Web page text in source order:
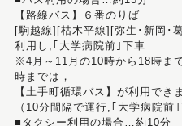
【路線バス】６番のりば
[駒越線][枯木平線][弥生･新岡･
利用し,｢大学病院前｣下車
※4月～11月の10時から18時ま
時までは，
【土手町循環バス】が利用でき
（10分間隔で運行,｢大学病院前｣
■タクシー利用の場合…約10分